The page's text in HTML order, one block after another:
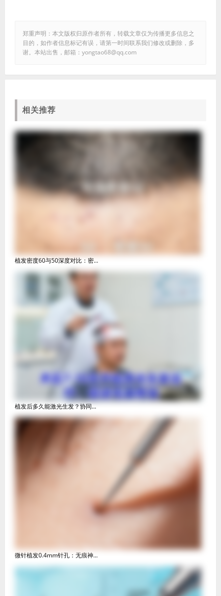
郑重声明：本文版权归原作者所有，转载文章仅为传播更多信息之
目的，如作者信息标记有误，请第一时间联系我们修改或删除，多
谢。本站出售，邮箱：yongtao68@qq.com
相关推荐
植发密度60与50深度对比：密...
植发后多久能激光生发？协同...
微针植发0.4mm针孔：无痕神...